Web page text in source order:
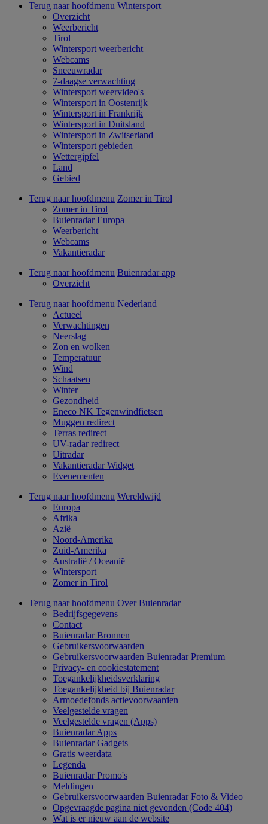
Terug naar hoofdmenu Wintersport
Overzicht
Weerbericht
Tirol
Wintersport weerbericht
Webcams
Sneeuwradar
7-daagse verwachting
Wintersport weervideo's
Wintersport in Oostenrijk
Wintersport in Frankrijk
Wintersport in Duitsland
Wintersport in Zwitserland
Wintersport gebieden
Wettergipfel
Land
Gebied
Terug naar hoofdmenu Zomer in Tirol
Zomer in Tirol
Buienradar Europa
Weerbericht
Webcams
Vakantieradar
Terug naar hoofdmenu Buienradar app
Overzicht
Terug naar hoofdmenu Nederland
Actueel
Verwachtingen
Neerslag
Zon en wolken
Temperatuur
Wind
Schaatsen
Winter
Gezondheid
Eneco NK Tegenwindfietsen
Muggen redirect
Terras redirect
UV-radar redirect
Uitradar
Vakantieradar Widget
Evenementen
Terug naar hoofdmenu Wereldwijd
Europa
Afrika
Azië
Noord-Amerika
Zuid-Amerika
Australië / Oceanië
Wintersport
Zomer in Tirol
Terug naar hoofdmenu Over Buienradar
Bedrijfsgegevens
Contact
Buienradar Bronnen
Gebruikersvoorwaarden
Gebruikersvoorwaarden Buienradar Premium
Privacy- en cookiestatement
Toegankelijkheidsverklaring
Toegankelijkheid bij Buienradar
Armoedefonds actievoorwaarden
Veelgestelde vragen
Veelgestelde vragen (Apps)
Buienradar Apps
Buienradar Gadgets
Gratis weerdata
Legenda
Buienradar Promo's
Meldingen
Gebruikersvoorwaarden Buienradar Foto & Video
Opgevraagde pagina niet gevonden (Code 404)
Wat is er nieuw aan de website